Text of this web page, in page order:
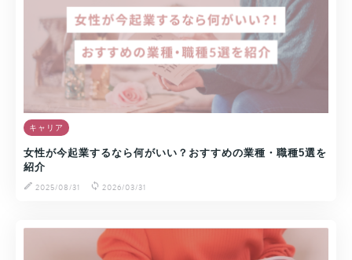
キャリア
女性が今起業するなら何がいい？おすすめの業種・職種5選を
紹介
2025/08/31
2026/03/31